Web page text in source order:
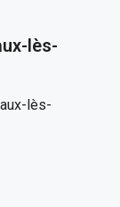
lès-
lès-